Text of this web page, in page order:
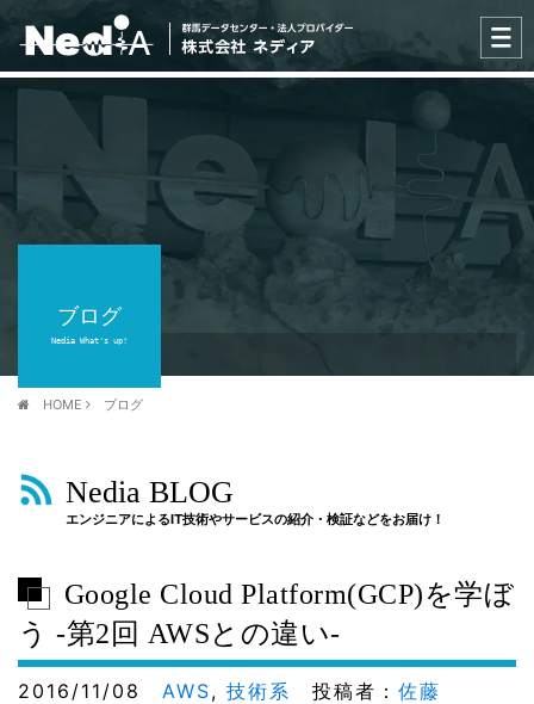
ブログ
Nedia What's up!
HOME ブログ
Nedia BLOG
エンジニアによるIT技術やサービスの紹介・検証などをお届け！
Google Cloud Platform(GCP)を学ぼ
う -第2回 AWSとの違い-
2016/11/08 AWS, 技術系 投稿者： 佐藤